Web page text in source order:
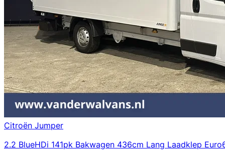
Citroën Jumper
2.2 BlueHDi 141pk Bakwagen 436cm Lang Laadklep